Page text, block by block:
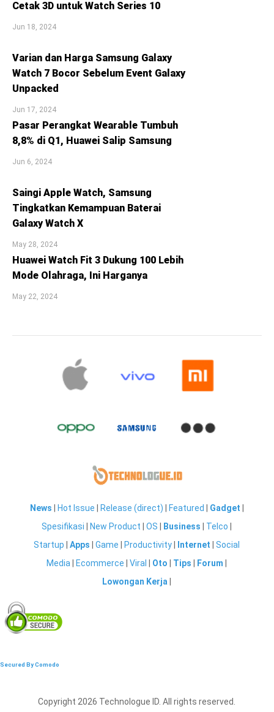
Cetak 3D untuk Watch Series 10
Jun 18, 2024
Varian dan Harga Samsung Galaxy
Watch 7 Bocor Sebelum Event Galaxy
Unpacked
Jun 17, 2024
Pasar Perangkat Wearable Tumbuh
8,8% di Q1, Huawei Salip Samsung
Jun 6, 2024
Saingi Apple Watch, Samsung
Tingkatkan Kemampuan Baterai
Galaxy Watch X
May 28, 2024
Huawei Watch Fit 3 Dukung 100 Lebih
Mode Olahraga, Ini Harganya
May 22, 2024
News Hot Issue Release (direct) Featured Gadget
Spesifikasi
New Product |OS Business Telco
Startup |Apps |Game Productivity Internet |Social
Media
Ecommerce |Viral Oto Tips Forum
Lowongan Kerja
Secured By Comodo
Copyright 2026 Technologue ID. All rights reserved.